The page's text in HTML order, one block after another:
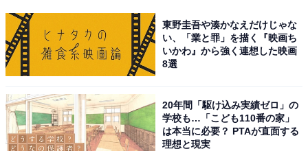
乗っている、その豪快な見た目が食欲をそそるから」
（40代女性／福井県）といった声が集まりました。
※回答者からのコメントは原文ママです
次ページ 10位までのランキング結果を見る
東野圭吾や湊かなえだけじゃな
い、「業と罪」を描く『映画ち
いかわ』から強く連想した映画
8選
20年間「駆け込み実績ゼロ」の
学校も…「こども110番の家」
は本当に必要？ PTAが直面する
理想と現実